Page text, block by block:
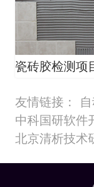
友情链接：
中科国研软件
北京清析技术